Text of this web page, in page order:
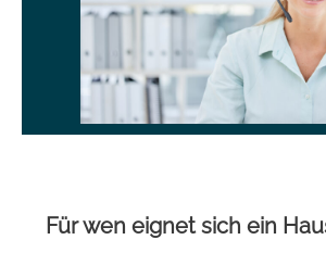
Für wen eignet sich ein